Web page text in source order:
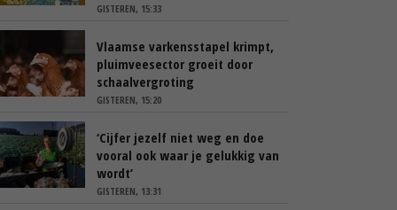
GISTEREN, 15:33
Vlaamse varkensstapel krimpt,
pluimveesector groeit door
schaalvergroting
GISTEREN, 15:20
‘Cijfer jezelf niet weg en doe
vooral ook waar je gelukkig van
wordt’
GISTEREN, 13:31